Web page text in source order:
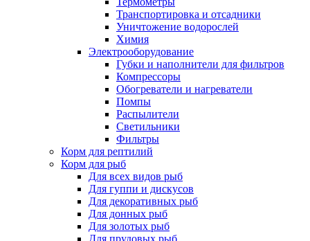
Транспортировка и отсадники
Уничтожение водорослей
Химия
Электрооборудование
Губки и наполнители для фильтров
Компрессоры
Обогреватели и нагреватели
Помпы
Распылители
Светильники
Фильтры
Корм для рептилий
Корм для рыб
Для всех видов рыб
Для гуппи и дискусов
Для декоративных рыб
Для донных рыб
Для золотых рыб
Для прудовых рыб